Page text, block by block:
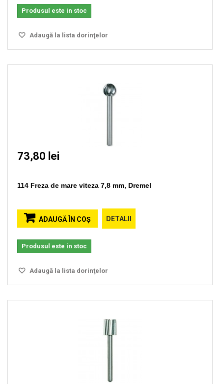
Produsul este in stoc
Adaugă la lista dorinţelor
73,80 lei
114 Freza de mare viteza 7,8 mm, Dremel
ADAUGĂ ÎN COŞ DETALII
Produsul este in stoc
Adaugă la lista dorinţelor